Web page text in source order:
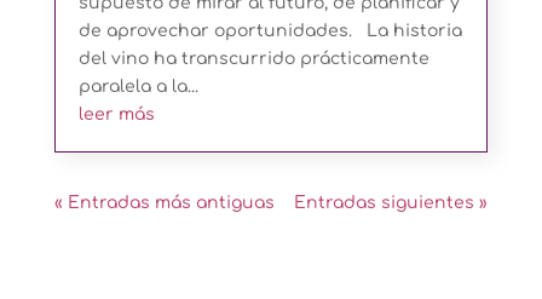
de aprovechar oportunidades. La historia
del vino ha transcurrido prácticamente
paralela a la...
leer más
« Entradas más antiguas Entradas siguientes »